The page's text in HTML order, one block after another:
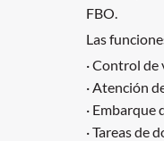
FBO.
Las
· Control de
· Atención
· Embarque
· Tareas de